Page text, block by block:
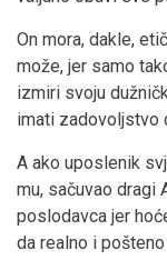
On mora, dakle,
može, jer samo
izmiri svoju
imati zadovoljstvo
A ako uposlenik
mu, sačuvao dragi
poslodavca jer
da realno i